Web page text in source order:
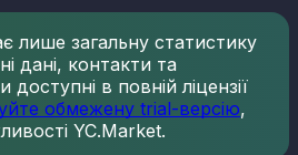
лише загальну статистику
дані, контакти та
доступні в повній ліцензії
обмежену trial-версію,
YC.Market.